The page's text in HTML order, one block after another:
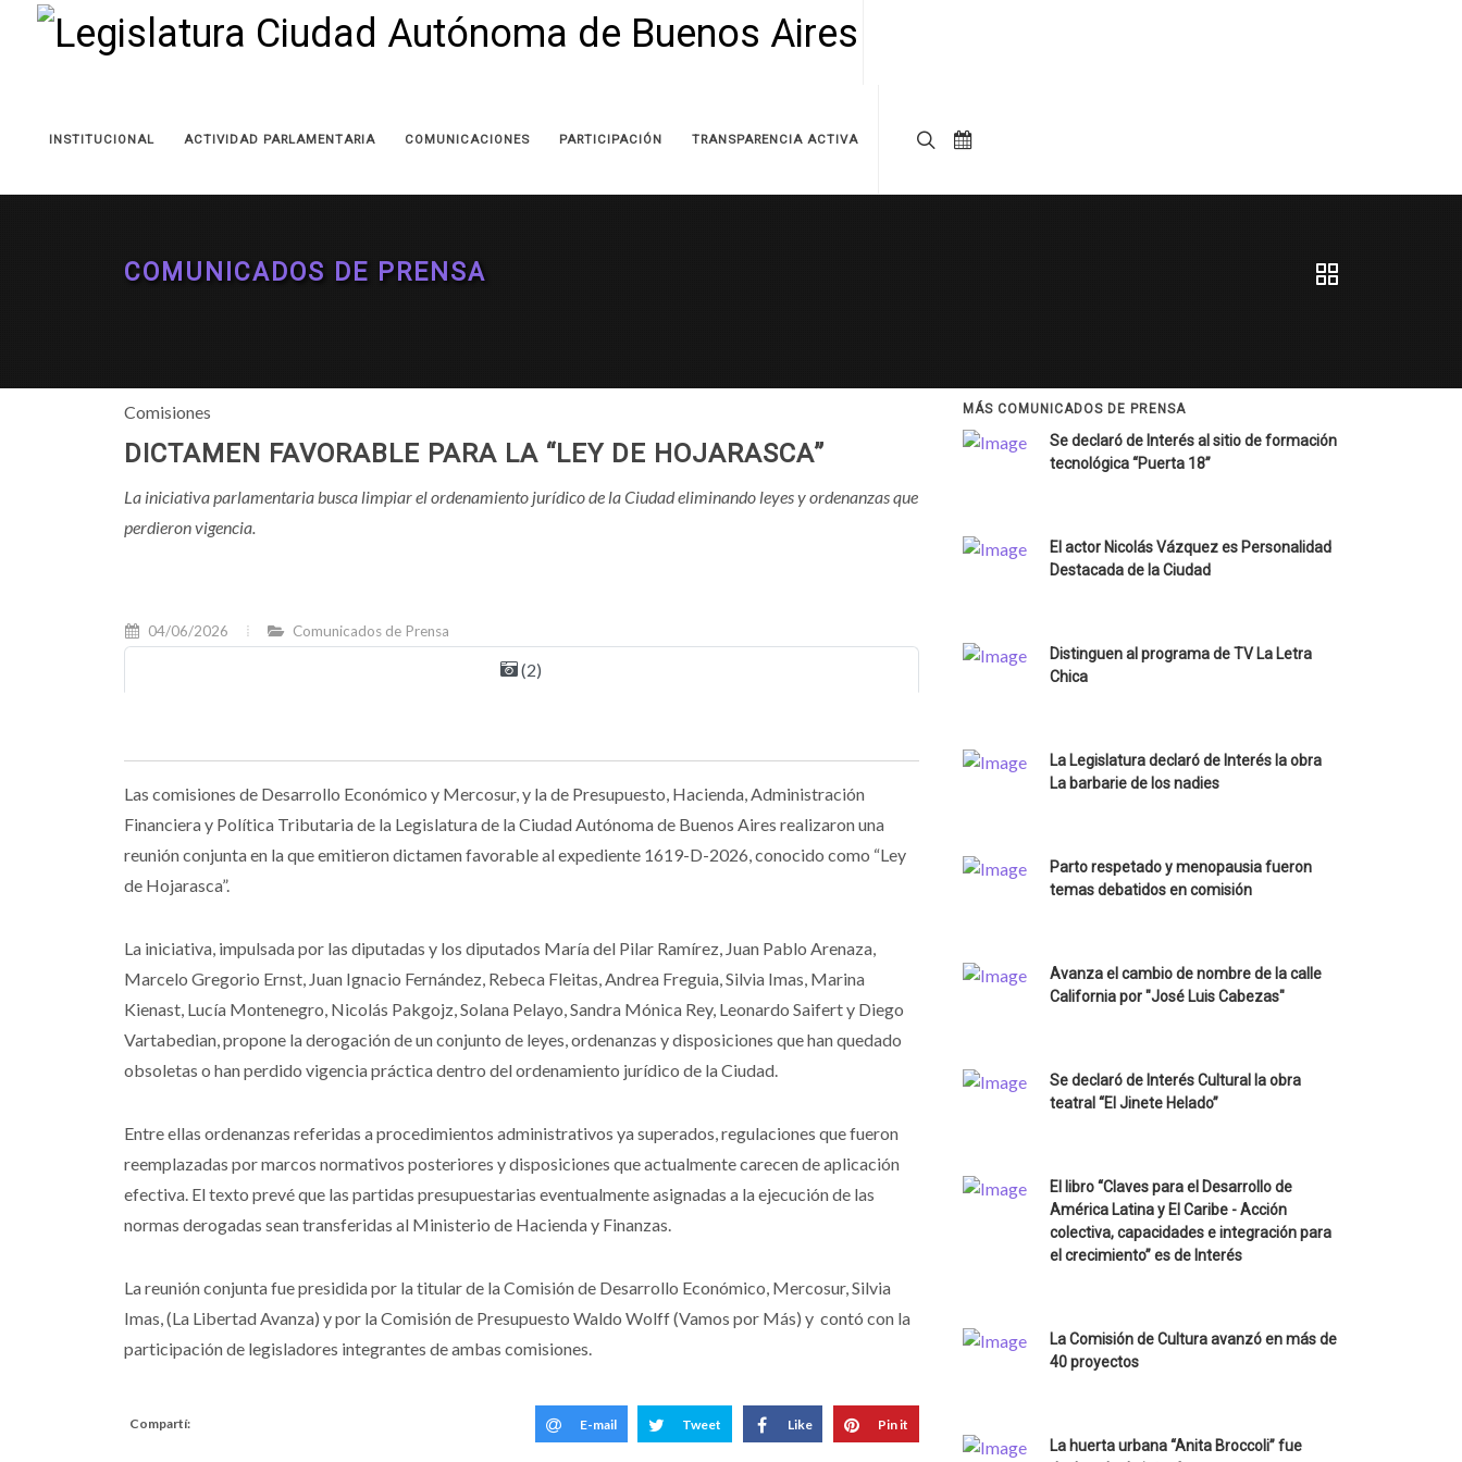
INSTITUCIONAL ACTIVIDAD PARLAMENTARIA COMUNICACIONES PARTICIPACIÓN TRANSPARENCIA ACTIVA
COMUNICADOS DE PRENSA
Comisiones
DICTAMEN FAVORABLE PARA LA “LEY DE HOJARASCA”
La iniciativa parlamentaria busca limpiar el ordenamiento jurídico de la Ciudad eliminando leyes y ordenanzas que
perdieron vigencia.
04/06/2026 Comunicados de Prensa
(2)
Las comisiones de Desarrollo Económico y Mercosur, y la de Presupuesto, Hacienda, Administración
Financiera y Política Tributaria de la Legislatura de la Ciudad Autónoma de Buenos Aires realizaron una
reunión conjunta en la que emitieron dictamen favorable al expediente 1619-D-2026, conocido como “Ley
de Hojarasca”.
La iniciativa, impulsada por las diputadas y los diputados María del Pilar Ramírez, Juan Pablo Arenaza,
Marcelo Gregorio Ernst, Juan Ignacio Fernández, Rebeca Fleitas, Andrea Freguia, Silvia Imas, Marina
Kienast, Lucía Montenegro, Nicolás Pakgojz, Solana Pelayo, Sandra Mónica Rey, Leonardo Saifert y Diego
Vartabedian, propone la derogación de un conjunto de leyes, ordenanzas y disposiciones que han quedado
obsoletas o han perdido vigencia práctica dentro del ordenamiento jurídico de la Ciudad.
Entre ellas ordenanzas referidas a procedimientos administrativos ya superados, regulaciones que fueron
reemplazadas por marcos normativos posteriores y disposiciones que actualmente carecen de aplicación
efectiva. El texto prevé que las partidas presupuestarias eventualmente asignadas a la ejecución de las
normas derogadas sean transferidas al Ministerio de Hacienda y Finanzas.
La reunión conjunta fue presidida por la titular de la Comisión de Desarrollo Económico, Mercosur, Silvia
Imas, (La Libertad Avanza) y por la Comisión de Presupuesto Waldo Wolff (Vamos por Más) y contó con la
participación de legisladores integrantes de ambas comisiones.
Compartí: E-mail Tweet Like Pin it
MÁS COMUNICADOS DE PRENSA
Se declaró de Interés al sitio de formación
tecnológica “Puerta 18”
El actor Nicolás Vázquez es Personalidad
Destacada de la Ciudad
Distinguen al programa de TV La Letra
Chica
La Legislatura declaró de Interés la obra
La barbarie de los nadies
Parto respetado y menopausia fueron
temas debatidos en comisión
Avanza el cambio de nombre de la calle
California por "José Luis Cabezas"
Se declaró de Interés Cultural la obra
teatral “El Jinete Helado”
El libro “Claves para el Desarrollo de
América Latina y El Caribe - Acción
colectiva, capacidades e integración para
el crecimiento” es de Interés
La Comisión de Cultura avanzó en más de
40 proyectos
La huerta urbana “Anita Broccoli” fue